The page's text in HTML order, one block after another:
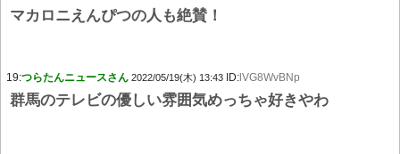
マカロニえんぴつの人も絶賛！
19:つらたんニュースさん 2022/05/19(木) 13:43 ID: lVG8WvBNp
群馬のテレビの優しい雰囲気めっちゃ好きやわ